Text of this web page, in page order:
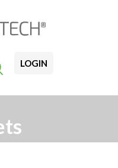
LOGIN